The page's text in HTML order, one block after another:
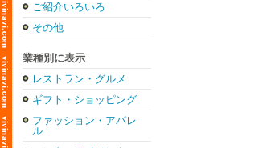
ご紹介いろいろ
その他
業種別に表示
レストラン・グルメ
ギフト・ショッピング
ファッション・アパレ
ル